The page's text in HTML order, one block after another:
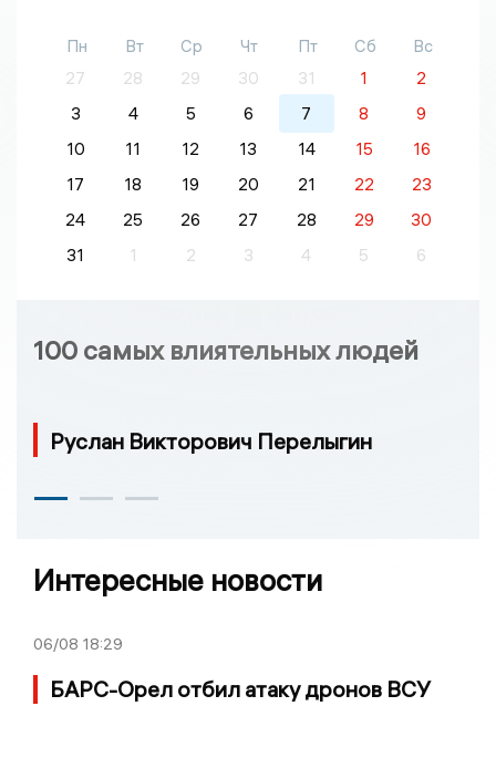
Пн Вт Ср Чт Пт Сб
Вс
27
28 29 30 31 1
2
3
4 5 6 7 8
9
10
11 12 13 14 15
16
17
18 19 20 21 22
23
24
25 26 27 28 29
30
31
1 2 3 4 5 6
100 самых влиятельных людей
Руслан Викторович Перелыгин
Интересные новости
06/08 18:29
БАРС-Орел отбил атаку дронов ВСУ